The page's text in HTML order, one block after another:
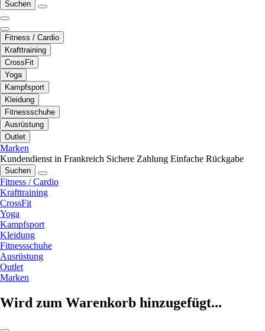
Suchen
Fitness / Cardio
Krafttraining
CrossFit
Yoga
Kampfsport
Kleidung
Fitnessschuhe
Ausrüstung
Outlet
Marken
Kundendienst in Frankreich Sichere Zahlung Einfache Rückgabe
Suchen
Fitness / Cardio
Krafttraining
CrossFit
Yoga
Kampfsport
Kleidung
Fitnessschuhe
Ausrüstung
Outlet
Marken
Wird zum Warenkorb hinzugefügt...